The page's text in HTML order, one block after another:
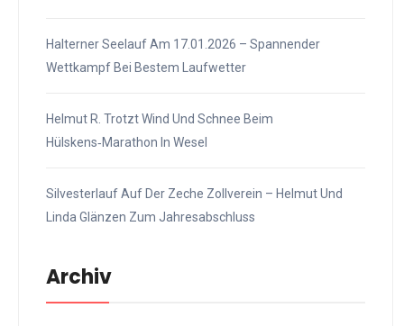
Halterner Seelauf Am 17.01.2026 – Spannender
Wettkampf Bei Bestem Laufwetter
Helmut R. Trotzt Wind Und Schnee Beim
Hülskens‑Marathon In Wesel
Silvesterlauf Auf Der Zeche Zollverein – Helmut Und
Linda Glänzen Zum Jahresabschluss
Archiv